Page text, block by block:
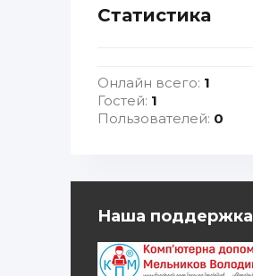
Статистика
Онлайн всего: 1
Гостей: 1
Пользователей: 0
Наша поддержка